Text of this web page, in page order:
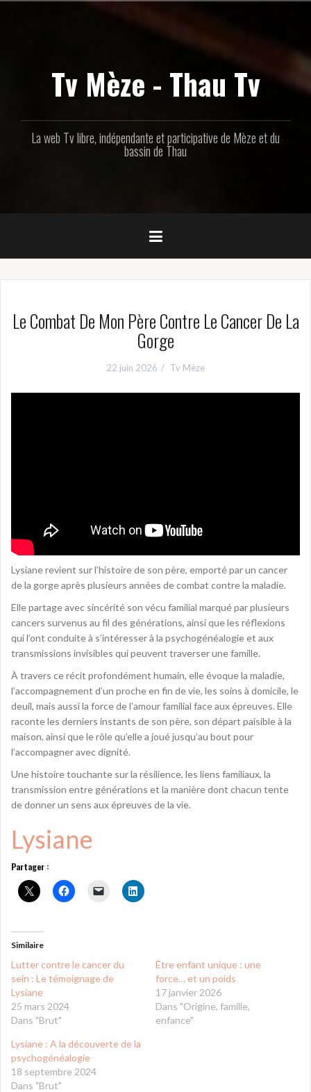
Tv Mèze - Thau Tv
La web Tv libre, indépendante et participative de Mèze et du
bassin de Thau
Le Combat De Mon Père Contre Le Cancer De La
Gorge
22 juin 2026 Tv Mèze
Lysiane revient sur l’histoire de son père, emporté par un cancer
de la gorge après plusieurs années de combat contre la maladie.
Elle partage avec sincérité son vécu familial marqué par plusieurs
cancers survenus au fil des générations, ainsi que les réflexions
qui l’ont conduite à s’intéresser à la psychogénéalogie et aux
transmissions invisibles qui peuvent traverser une famille.
À travers ce récit profondément humain, elle évoque la maladie,
l’accompagnement d’un proche en fin de vie, les soins à domicile, le
deuil, mais aussi la force de l’amour familial face aux épreuves. Elle
raconte les derniers instants de son père, son départ paisible à la
maison, ainsi que le rôle qu’elle a joué jusqu’au bout pour
l’accompagner avec dignité.
Une histoire touchante sur la résilience, les liens familiaux, la
transmission entre générations et la manière dont chacun tente
de donner un sens aux épreuves de la vie.
Lysiane
Partager :
Similaire
Lutter contre le cancer du
sein : Le témoignage de
Lysiane
25 mars 2024
Dans "Brut"
Être enfant unique : une
force… et un poids
17 janvier 2026
Dans "Origine, famille,
enfance"
Lysiane : A la découverte de la
psychogénéalogie
18 septembre 2024
Dans "Brut"